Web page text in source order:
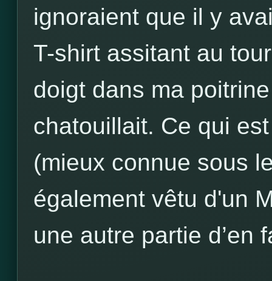
ignoraient que il y
T-shirt assitant au
doigt dans ma
chatouillait. Ce qui
(mieux connue sous
également vêtu d'un
une autre partie d’en